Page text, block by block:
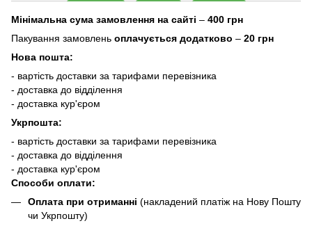
Мінімальна сума замовлення на сайті – 400 грн
Пакування замовлень оплачується додатково – 20 грн
Нова пошта:
- вартість доставки за тарифами перевізника
- доставка до відділення
- доставка кур'єром
Укрпошта:
- вартість доставки за тарифами перевізника
- доставка до відділення
- доставка кур'єром
Способи оплати:
Оплата при отриманні (накладений платіж на Нову Пошту
чи Укрпошту)